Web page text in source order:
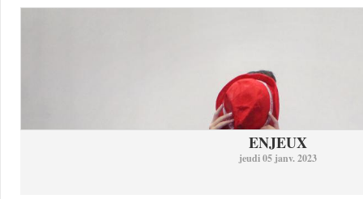
ENJEUX
jeudi 05 janv. 2023